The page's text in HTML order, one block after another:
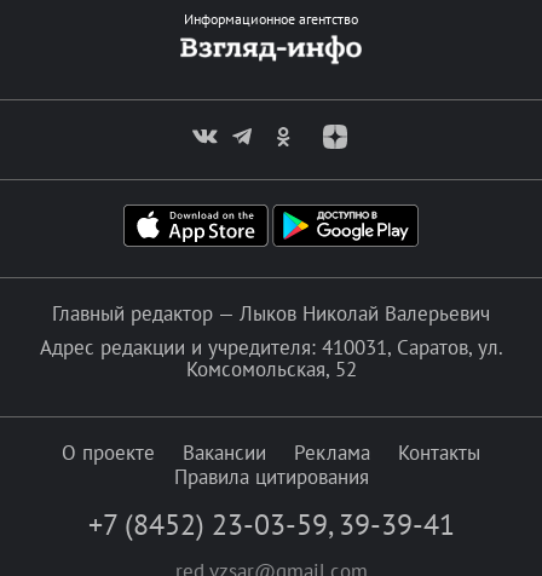
Информационное агентство
Главный редактор — Лыков Николай Валерьевич
Адрес редакции и учредителя: 410031, Саратов, ул.
Комсомольская, 52
О проекте Вакансии Реклама
Контакты
Правила цитирования
+7 (8452) 23-03-59, 39-39-41